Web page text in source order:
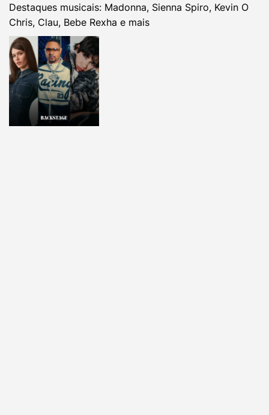
Destaques musicais: Madonna, Sienna Spiro, Kevin O
Chris, Clau, Bebe Rexha e mais